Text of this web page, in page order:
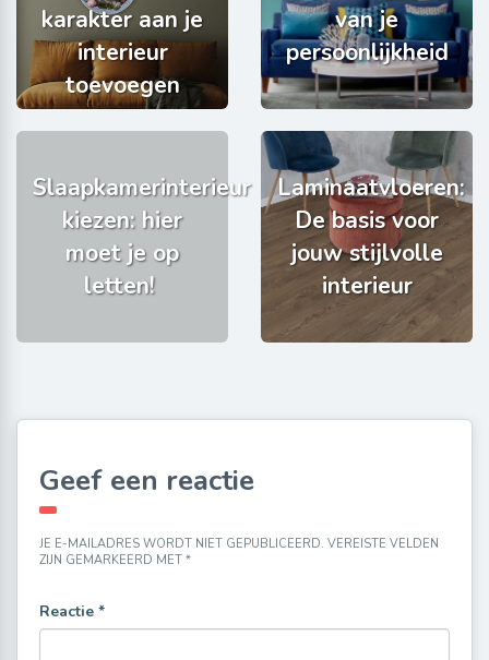
karakter aan je
interieur
toevoegen
van je
persoonlijkheid
Slaapkamerinterieur
kiezen: hier
moet je op
letten!
Laminaatvloeren:
De basis voor
jouw stijlvolle
interieur
Geef een reactie
JE E-MAILADRES WORDT NIET GEPUBLICEERD. VEREISTE VELDEN
ZIJN GEMARKEERD MET *
Reactie *